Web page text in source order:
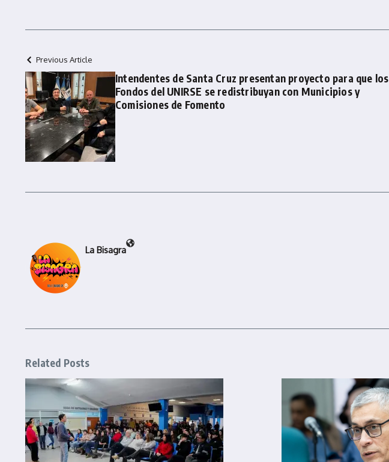
Previous Article
Intendentes de Santa Cruz presentan proyecto para que los
Fondos del UNIRSE se redistribuyan con Municipios y
Comisiones de Fomento
La Bisagra
Related Posts